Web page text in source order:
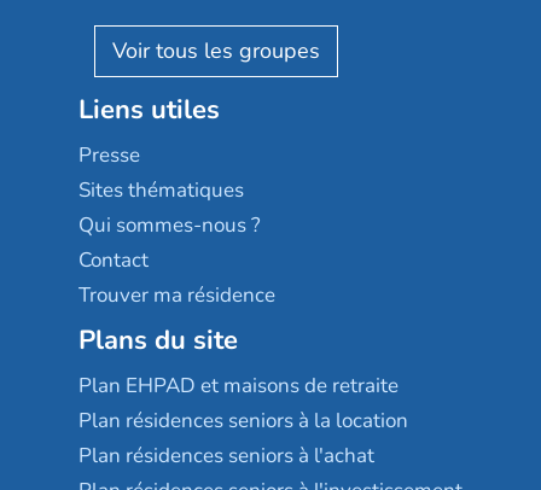
Reseda
Stella management
Les villages d'or
Sérénys
Résidences services Villa Médicis
Résidalya
Groupe aplus
AGE D'OR Services
Liens utiles
Presse
Sites thématiques
Qui sommes-nous ?
Contact
Trouver ma résidence
Plans du site
Plan EHPAD et maisons de retraite
Plan résidences seniors à la location
Plan résidences seniors à l'achat